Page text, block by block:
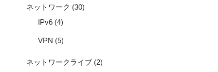
ネットワーク (30)
IPv6 (4)
VPN (5)
ネットワークライブ (2)